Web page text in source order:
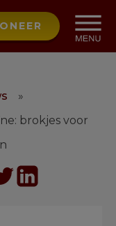
»
brokjes voor